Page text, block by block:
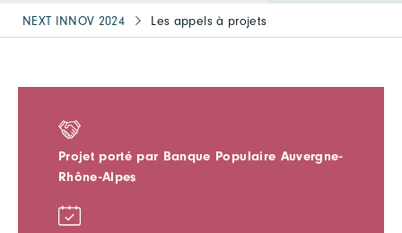
NEXT INNOV 2024 Les appels à projets
Projet porté par Banque Populaire Auvergne-
Rhône-Alpes